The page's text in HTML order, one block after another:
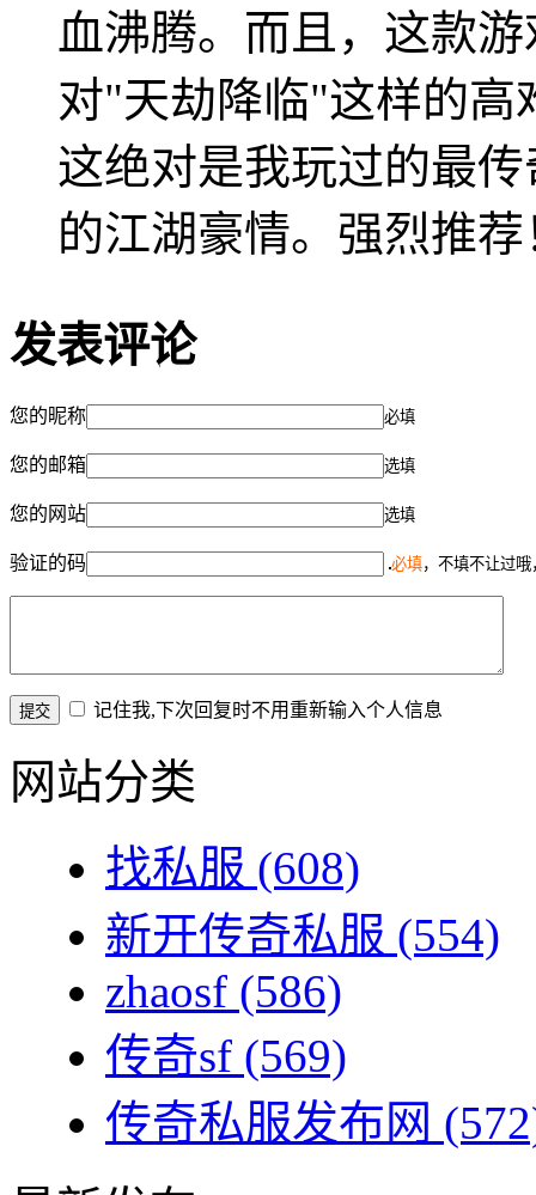
血沸腾。而且，这款
对"天劫降临"这样的高
这绝对是我玩过的最
的江湖豪情。强烈推荐
发表评论
您的昵称 必填
您的邮箱 选填
您的网站 选填
验证的码 必填，不填不让过
记住我,下次回复时不用重新输入个人信息
网站分类
找私服 (608)
新开传奇私服 (554)
zhaosf (586)
传奇sf (569)
传奇私服发布网